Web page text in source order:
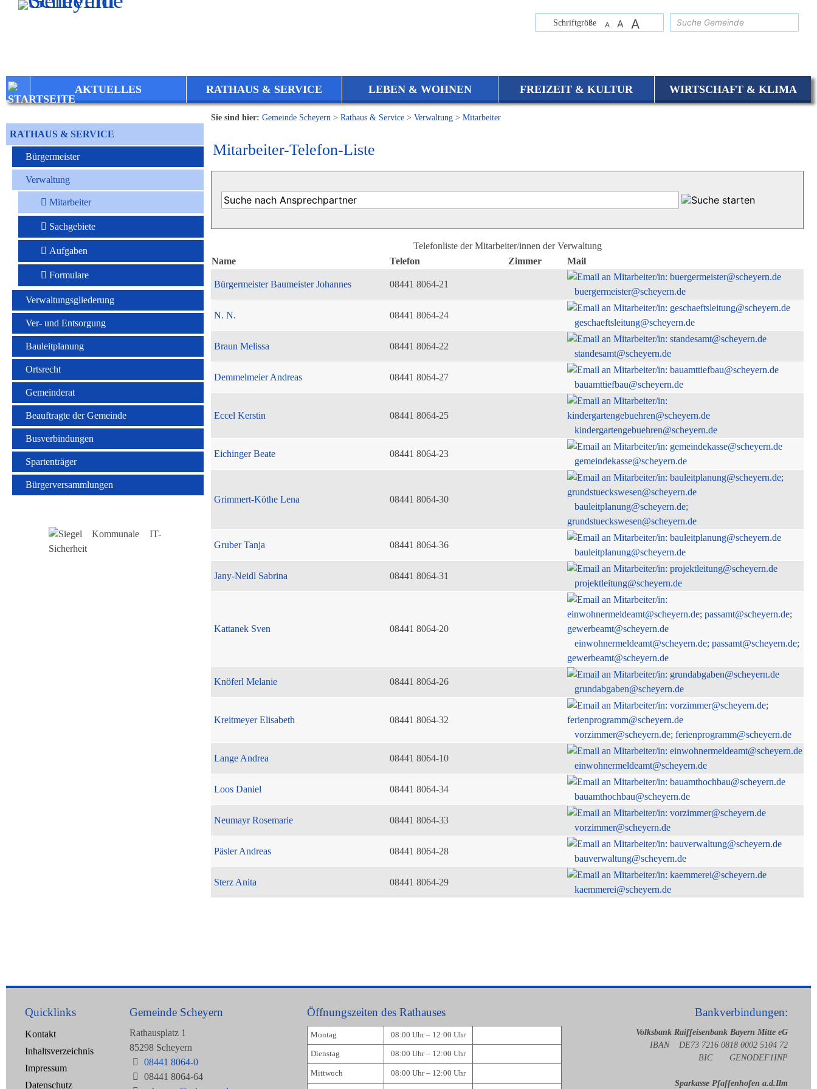
Zum Inhalt,zur Navigationoder
Schriftgröße A A A
AKTUELLES RATHAUS & SERVICE LEBEN & WOHNEN FREIZEIT & KULTUR WIRTSCHAFT & KLIMA
RATHAUS & SERVICE
Bürgermeister
Verwaltung
Mitarbeiter
Sachgebiete
Aufgaben
Formulare
Verwaltungsgliederung
Ver- und Entsorgung
Bauleitplanung
Ortsrecht
Gemeinderat
Beauftragte der Gemeinde
Busverbindungen
Spartenträger
Bürgerversammlungen
Sie sind hier: Gemeinde Scheyern > Rathaus & Service > Verwaltung > Mitarbeiter
Mitarbeiter-Telefon-Liste
Telefonliste der Mitarbeiter/innen der Verwaltung
Name
Telefon Zimmer Mail
Bürgermeister Baumeister Johannes 08441 8064-21
buergermeister@scheyern.de
N. N. 08441 8064-24
geschaeftsleitung@scheyern.de
Braun Melissa 08441 8064-22
standesamt@scheyern.de
Demmelmeier Andreas 08441 8064-27
bauamttiefbau@scheyern.de
Eccel Kerstin
08441 8064-25
kindergartengebuehren@scheyern.de
Eichinger Beate 08441 8064-23
gemeindekasse@scheyern.de
Grimmert-Köthe Lena 08441 8064-30
bauleitplanung@scheyern.de;
grundstueckswesen@scheyern.de
Gruber Tanja 08441 8064-36
bauleitplanung@scheyern.de
Jany-Neidl Sabrina 08441 8064-31
projektleitung@scheyern.de
Kattanek Sven
08441 8064-20
einwohnermeldeamt@scheyern.de; passamt@scheyern.de;
gewerbeamt@scheyern.de
Knöferl Melanie 08441 8064-26
grundabgaben@scheyern.de
Kreitmeyer Elisabeth
08441 8064-32
vorzimmer@scheyern.de; ferienprogramm@scheyern.de
Lange Andrea 08441 8064-10
einwohnermeldeamt@scheyern.de
Loos Daniel 08441 8064-34
bauamthochbau@scheyern.de
Neumayr Rosemarie 08441 8064-33
vorzimmer@scheyern.de
Päsler Andreas 08441 8064-28
bauverwaltung@scheyern.de
Sterz Anita 08441 8064-29
kaemmerei@scheyern.de
Quicklinks
Kontakt
Inhaltsverzeichnis
Impressum
Datenschutz
Gemeinde Scheyern
Rathausplatz 1
85298 Scheyern
08441 8064-0
08441 8064-64
Öffnungszeiten des Rathauses
Montag 08:00 Uhr – 12:00 Uhr
Dienstag 08:00 Uhr – 12:00 Uhr
Mittwoch 08:00 Uhr – 12:00 Uhr
Bankverbindungen:
Volksbank Raiffeisenbank Bayern Mitte eG
IBAN DE73 7216 0818 0002 5104 72
BIC GENODEF1INP
Sparkasse Pfaffenhofen a.d.Ilm